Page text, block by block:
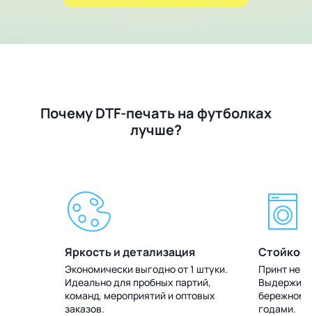
Почему DTF-печать на футболках
лучше?
Яркость и детализация
Экономически выгодно от 1 штуки.
Идеально для пробных партий,
команд, мероприятий и оптовых
заказов.
Принт не
бережном
годами.